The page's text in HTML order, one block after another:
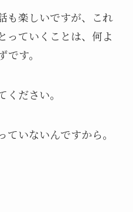
も楽しいですが、これ
っていくことは、何よ
す。
ださい。
いないんですから。